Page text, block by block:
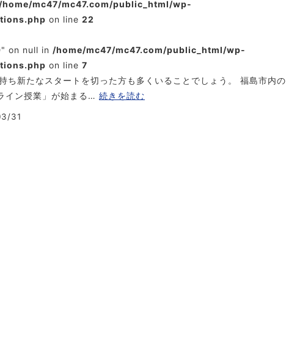
/home/mc47/mc47.com/public_html/wp-
on line 22
on null in /home/mc47/mc47.com/public_html/wp-
on line 7
ち新たなスタートを切った方も多くいることでしょう。 福島市内の
イン授業」が始まる… 続きを読む
31